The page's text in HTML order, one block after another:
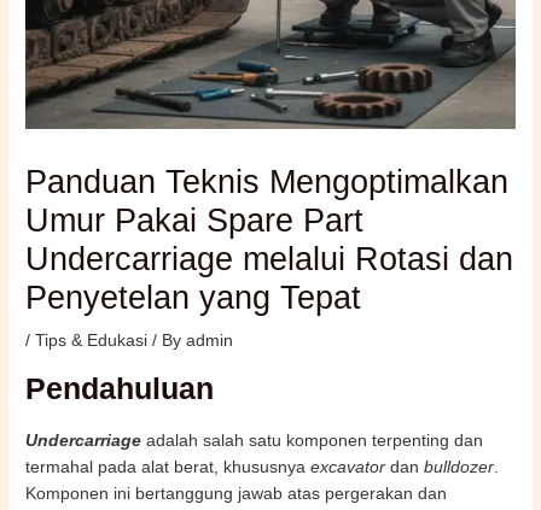
Panduan Teknis Mengoptimalkan
Umur Pakai Spare Part
Undercarriage melalui Rotasi dan
Penyetelan yang Tepat
/Tips & Edukasi / Byadmin
Pendahuluan
Undercarriage adalah salah satu komponen terpenting dan
termahal pada alat berat, khususnyaexcavator danbulldozer.
Komponen ini bertanggung jawab atas pergerakan dan